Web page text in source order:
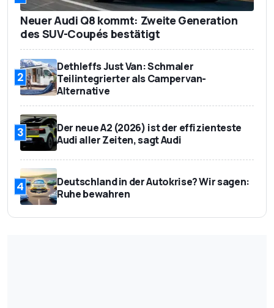
Neuer Audi Q8 kommt: Zweite Generation
des SUV-Coupés bestätigt
2
Dethleffs Just Van: Schmaler
Teilintegrierter als Campervan-
Alternative
3
Der neue A2 (2026) ist der effizienteste
Audi aller Zeiten, sagt Audi
4
Deutschland in der Autokrise? Wir sagen:
Ruhe bewahren